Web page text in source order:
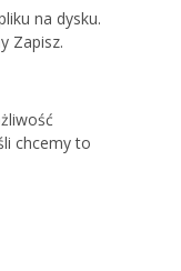
na dysku.
Zapisz.
chcemy to